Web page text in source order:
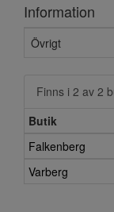
Information
Övrigt
Finns i 2 av 2
Butik
Falkenberg
Varberg